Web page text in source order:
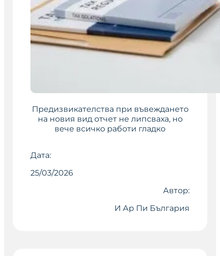
Предизвикателства при въвеждането
на новия вид отчет не липсваха, но
вече всичко работи гладко
Дата:
25/03/2026
Автор:
И Ар Пи България